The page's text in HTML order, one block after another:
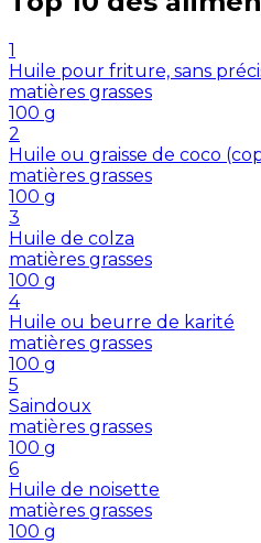
1
Huile pour friture, sans
matières grasses
100 g
2
Huile ou graisse de coco
matières grasses
100 g
3
Huile de colza
matières grasses
100 g
4
Huile ou beurre de karité
matières grasses
100 g
5
Saindoux
matières grasses
100 g
6
Huile de noisette
matières grasses
100 g